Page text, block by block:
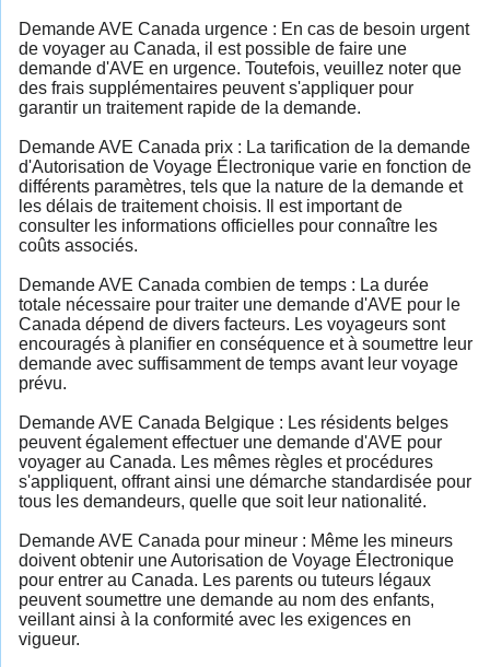
Demande AVE Canada urgence : En cas de besoin urgent
de voyager au Canada, il est possible de faire une
demande d'AVE en urgence. Toutefois, veuillez noter que
des frais supplémentaires peuvent s'appliquer pour
garantir un traitement rapide de la demande.
Demande AVE Canada prix : La tarification de la demande
d'Autorisation de Voyage Électronique varie en fonction de
différents paramètres, tels que la nature de la demande et
les délais de traitement choisis. Il est important de
consulter les informations officielles pour connaître les
coûts associés.
Demande AVE Canada combien de temps : La durée
totale nécessaire pour traiter une demande d'AVE pour le
Canada dépend de divers facteurs. Les voyageurs sont
encouragés à planifier en conséquence et à soumettre leur
demande avec suffisamment de temps avant leur voyage
prévu.
Demande AVE Canada Belgique : Les résidents belges
peuvent également effectuer une demande d'AVE pour
voyager au Canada. Les mêmes règles et procédures
s'appliquent, offrant ainsi une démarche standardisée pour
tous les demandeurs, quelle que soit leur nationalité.
Demande AVE Canada pour mineur : Même les mineurs
doivent obtenir une Autorisation de Voyage Électronique
pour entrer au Canada. Les parents ou tuteurs légaux
peuvent soumettre une demande au nom des enfants,
veillant ainsi à la conformité avec les exigences en
vigueur.